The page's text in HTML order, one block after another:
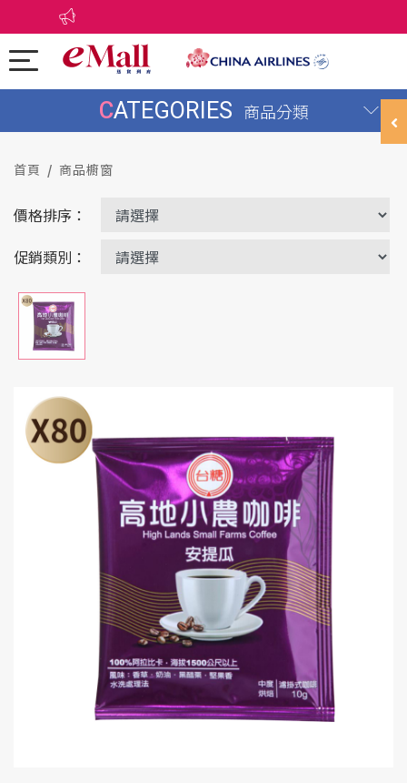
CATEGORIES 商品分類
首頁 商品櫥窗
價格排序：
促銷類別：